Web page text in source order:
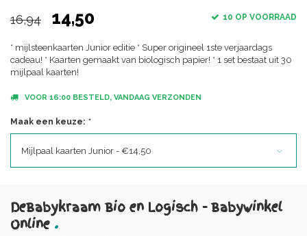
16,94 14,50 10 OP VOORRAAD
* mijlsteenkaarten Junior editie * Super origineel 1ste verjaardags
cadeau! * Kaarten gemaakt van biologisch papier! * 1 set bestaat uit 30
mijlpaal kaarten!
VOOR 16:00 BESTELD, VANDAAG VERZONDEN
Maak een keuze: *
Mijlpaal kaarten Junior - €14,50
DeBabykraam Bio en Logisch - Babywinkel
Online .